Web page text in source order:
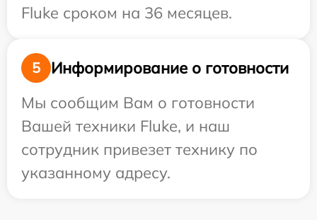
Fluke сроком на 36 месяцев.
5
Информирование о готовности
Мы сообщим Вам о готовности
Вашей техники Fluke, и наш
сотрудник привезет технику по
указанному адресу.